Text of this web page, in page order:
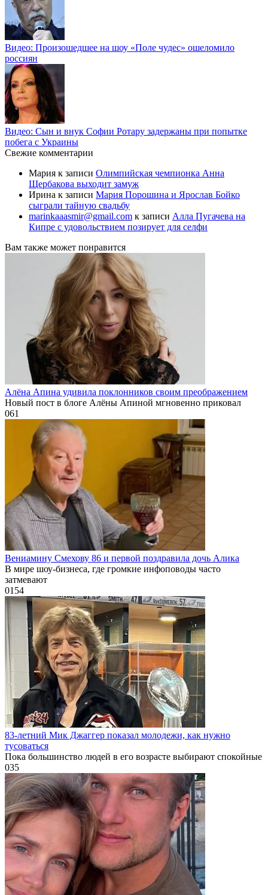
Видео: Произошедшее на шоу «Поле чудес» ошеломило
россиян
Видео: Сын и внук Софии Ротару задержаны при попытке
побега с Украины
Свежие комментарии
Мария к записи Олимпийская чемпионка Анна
Щербакова выходит замуж
Ирина к записи Мария Порошина и Ярослав Бойко
сыграли тайную свадьбу
marinkaaasmir@gmail.com к записи Алла Пугачева на
Кипре с удовольствием позирует для селфи
Вам также может понравится
Алёна Апина удивила поклонников своим преображением
Новый пост в блоге Алёны Апиной мгновенно приковал
061
Вениамину Смехову 86 и первой поздравила дочь Алика
В мире шоу-бизнеса, где громкие инфоповоды часто
затмевают
0154
83-летний Мик Джаггер показал молодежи, как нужно
тусоваться
Пока большинство людей в его возрасте выбирают спокойные
035